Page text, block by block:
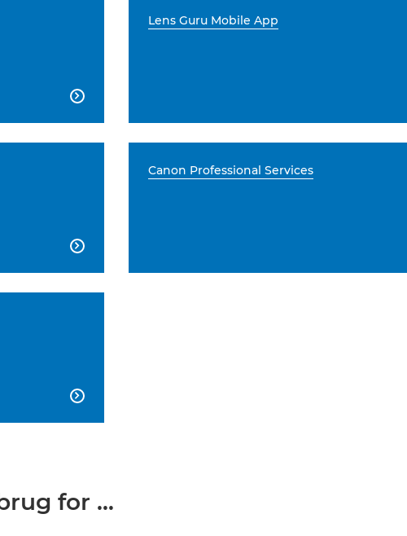

Lens Guru Mobile App

Canon Professional Services

for ...